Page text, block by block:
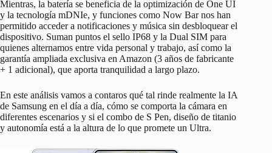
Mientras, la batería se beneficia de la optimización de One UI
y la tecnología mDNIe, y funciones como Now Bar nos han
permitido acceder a notificaciones y música sin desbloquear el
dispositivo. Suman puntos el sello IP68 y la Dual SIM para
quienes alternamos entre vida personal y trabajo, así como la
garantía ampliada exclusiva en Amazon (3 años de fabricante
+ 1 adicional), que aporta tranquilidad a largo plazo.
En este análisis vamos a contaros qué tal rinde realmente la IA
de Samsung en el día a día, cómo se comporta la cámara en
diferentes escenarios y si el combo de S Pen, diseño de titanio
y autonomía está a la altura de lo que promete un Ultra.